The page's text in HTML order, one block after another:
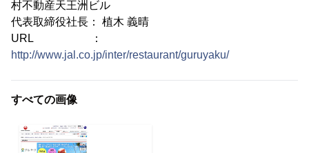
村不動産天王洲ビル
代表取締役社長： 植木 義晴
URL ：
http://www.jal.co.jp/inter/restaurant/guruyaku/
すべての画像